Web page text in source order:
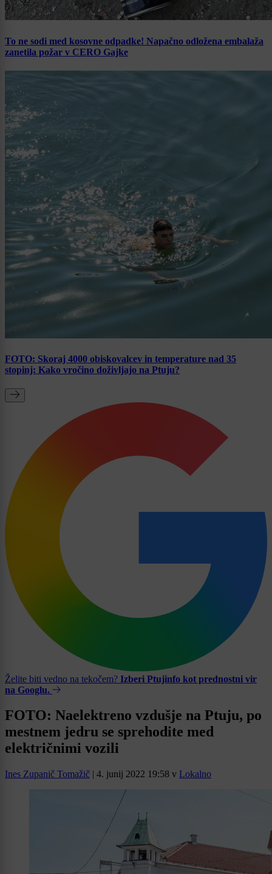
To ne sodi med kosovne odpadke! Napačno odložena embalaža
zanetila požar v CERO Gajke
FOTO: Skoraj 4000 obiskovalcev in temperature nad 35
stopinj: Kako vročino doživljajo na Ptuju?
Želite biti vedno na tekočem? Izberi Ptujinfo kot prednostni vir
na Googlu.
FOTO: Naelektreno vzdušje na Ptuju, po
mestnem jedru se sprehodite med
električnimi vozili
Ines Zupanič Tomažič | 4. junij 2022 19:58 v Lokalno